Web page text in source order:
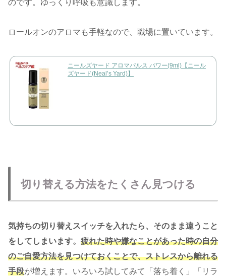
のです。ゆっくり呼吸も意識します。
ロールオンのアロマも手軽なので、職場に置いています。
ニールズヤード アロマパルス パワー(9ml)【ニール
ズヤード(Neal’s Yard)】
切り替える方法をたくさん見つける
気持ちの切り替えスイッチを入れたら、そのまま違うこと
をしてしまいます。 疲れた時や嫌なことがあった時の自分
のご自愛方法を見つけておくことで、ストレスから離れる
手段が増えます。いろいろ試してみて「落ち着く」「リラ